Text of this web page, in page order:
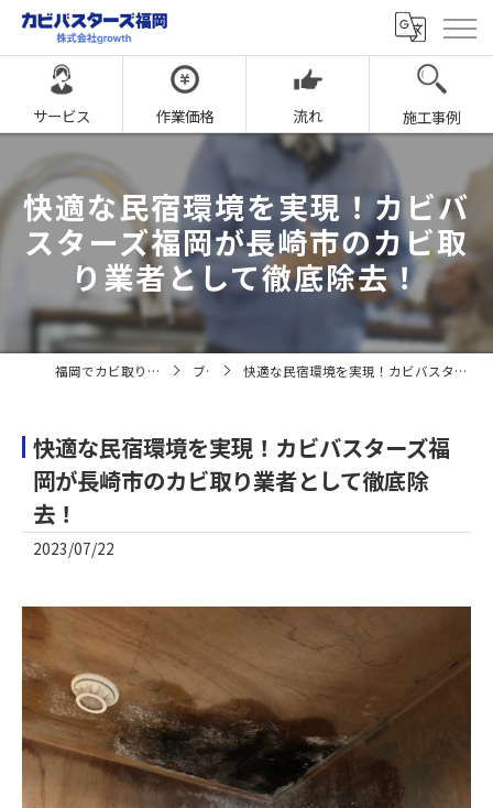
サービス 作業価格 流れ 施工事例
快適な民宿環境を実現！カビバ
スターズ福岡が長崎市のカビ取
り業者として徹底除去！
福岡でカビ取りならカビバスターズ福岡 ブログ 快適な民宿環境を実現！カビバスターズ福岡が長崎市のカビ取り業者として徹底除去！
快適な民宿環境を実現！カビバスターズ福
岡が長崎市のカビ取り業者として徹底除
去！
2023/07/22